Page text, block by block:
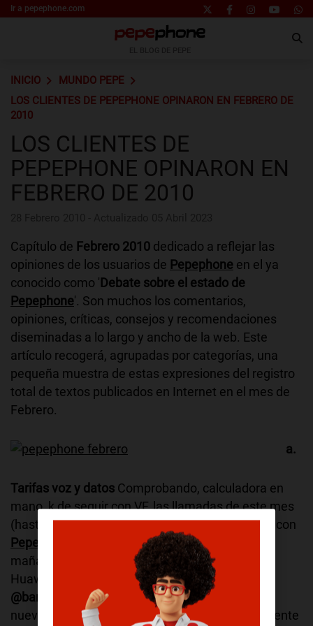
Ir a pepephone.com
INICIO
MUNDO PEPE
LOS CLIENTES DE PEPEPHONE OPINARON EN FEBRERO DE
2010
LOS CLIENTES DE
PEPEPHONE OPINARON EN
FEBRERO DE 2010
Capítulo de Febrero 2010 dedicado a reflejar las
opiniones de los usuarios de Pepephone en el ya
conocido como ' Debate sobre el estado de
Pepephone'. Son muchos los comentarios,
opiniones, críticas, consejos y recomendaciones
diseminadas a lo largo y ancho de la web. Este
artículo recogerá, agrupadas por categorías, una
pequeña muestra de estas expresiones del registro
total de textos publicados en Internet en el mes de
Febrero.
a.
Tarifas voz y datos Comprobando, calculadora en
mano, k de seguir con VF, las llamadas de este mes
(hasta hoy) me hubieran costado un 44% más q con
Pepephone
en Twitter. Llevo toda la
mañana usando una SIM dePepephone
Huawei E180 en el MWC y funciona muy bien.
@bandaanchaeuen Twitter. Estoy probando mi
nueva conexión 3G de
Pepephone
y va francamente